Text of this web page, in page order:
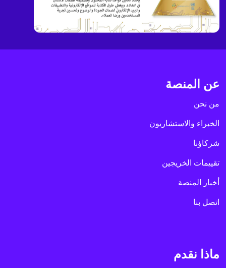
عن المنصة
من نحن
الخبراء والاستشاريون
شركاؤنا
تقييمات الخريجين
أخبار المنصة
اتصل بنا
ماذا نقدم